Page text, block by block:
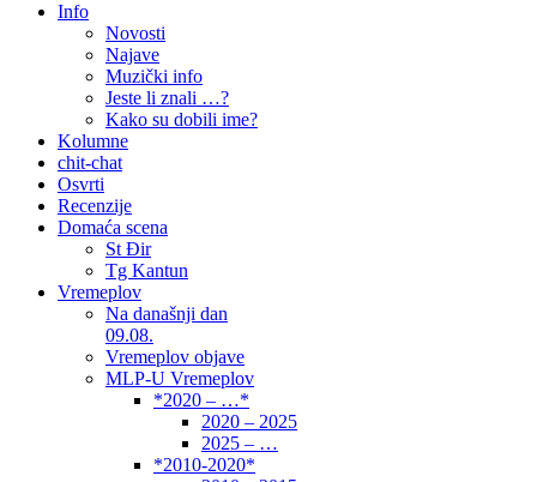
Autori
Info
Novosti
Najave
Muzički info
Jeste li znali …?
Kako su dobili ime?
Kolumne
chit-chat
Osvrti
Recenzije
Domaća scena
St Đir
Tg Kantun
Vremeplov
Na današnji dan
09.08.
Vremeplov objave
MLP-U Vremeplov
*2020 – …*
2020 – 2025
2025 – …
*2010-2020*